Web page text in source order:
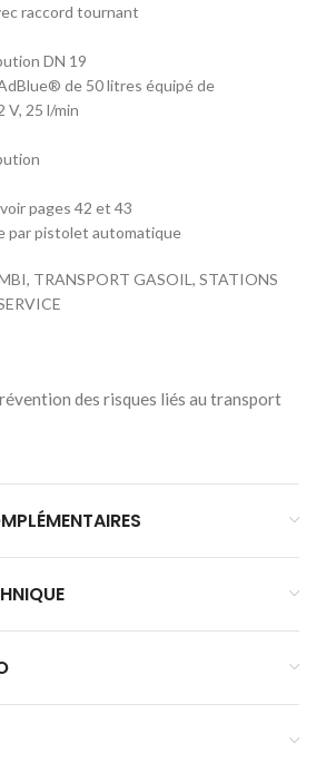
raccord tournant
DN 19
de 50 litres équipé de
V, 25 l/min
pages 42 et 43
par pistolet automatique
TRANSPORT GASOIL, STATIONS
des risques liés au transport